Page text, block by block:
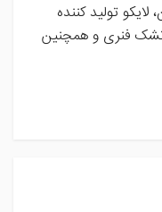
لایکو تولید کننده
تشک فنری و همچنین